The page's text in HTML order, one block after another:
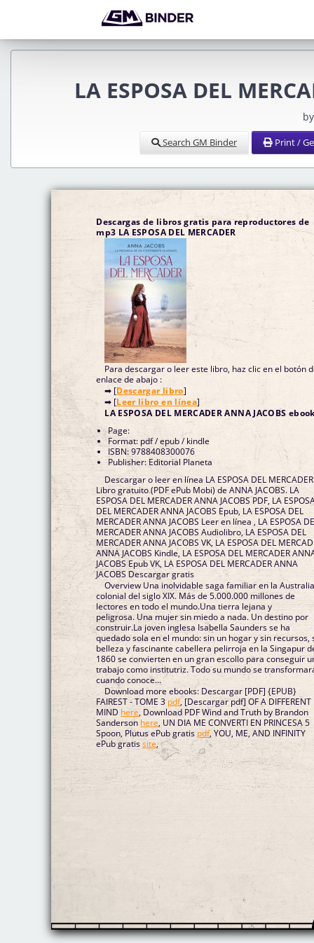
LA ESPOSA DEL
Search GM Binder Print /
Descargas de libros gratis para reproductores de
mp3 LA ESPOSA DEL MERCADER
Para descargar o leer este libro, haz clic en el botón
enlace de abajo :
➡ [Descargar libro]
➡ [Leer libro en línea]
LA ESPOSA DEL MERCADER ANNA JACOBS
Page:
Format: pdf / epub / kindle
ISBN: 9788408300076
Publisher: Editorial Planeta
Descargar o leer en línea LA ESPOSA DEL MERCADER
Libro gratuito (PDF ePub Mobi) de ANNA JACOBS. LA
ESPOSA DEL MERCADER ANNA JACOBS PDF, LA
DEL MERCADER ANNA JACOBS Epub, LA ESPOSA DEL
MERCADER ANNA JACOBS Leer en línea , LA ESPOSA
MERCADER ANNA JACOBS Audiolibro, LA ESPOSA DEL
MERCADER ANNA JACOBS VK, LA ESPOSA DEL
ANNA JACOBS Kindle, LA ESPOSA DEL MERCADER
JACOBS Epub VK, LA ESPOSA DEL MERCADER ANNA
JACOBS Descargar gratis
Overview Una inolvidable saga familiar en la
colonial del siglo XIX. Más de 5.000.000 millones de
lectores en todo el mundo.Una tierra lejana y
peligrosa. Una mujer sin miedo a nada. Un destino por
construir.La joven inglesa Isabella Saunders se ha
quedado sola en el mundo: sin un hogar y sin recursos,
belleza y fascinante cabellera pelirroja en la Singapur
1860 se convierten en un gran escollo para conseguir
trabajo como institutriz. Todo su mundo se
cuando conoce...
Download more ebooks: Descargar [PDF] {EPUB}
FAIREST - TOME 3pdf, [Descargar pdf] OF A DIFFERENT
MIND here, Download PDF Wind and Truth by Brandon
Sanderson here, UN DIA ME CONVERTI EN PRINCESA 5
Spoon, Plutus ePub gratispdf, YOU, ME, AND INFINITY
ePub gratissite,